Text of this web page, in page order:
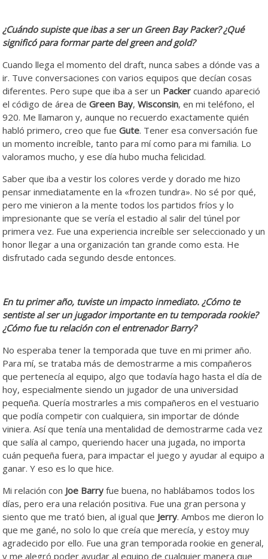
¿Cuándo supiste que ibas a ser un Green Bay Packer? ¿Qué
significó para formar parte del green and gold?
Cuando llega el momento del draft, nunca sabes a dónde vas a
ir. Tuve conversaciones con varios equipos que decían cosas
diferentes. Pero supe que iba a ser un Packer cuando apareció
el código de área deGreen Bay,Wisconsin, en mi teléfono, el
920. Me llamaron y, aunque no recuerdo exactamente quién
habló primero, creo que fueGute. Tener esa conversación fue
un momento increíble, tanto para mí como para mi familia. Lo
valoramos mucho, y ese día hubo mucha felicidad.
Saber que iba a vestir los colores verde y dorado me hizo
pensar inmediatamente en la «frozen tundra». No sé por qué,
pero me vinieron a la mente todos los partidos fríos y lo
impresionante que se vería el estadio al salir del túnel por
primera vez. Fue una experiencia increíble ser seleccionado y un
honor llegar a una organización tan grande como esta. He
disfrutado cada segundo desde entonces.
En tu primer año, tuviste un impacto inmediato. ¿Cómo te
sentiste al ser un jugador importante en tu temporada rookie?
¿Cómo fue tu relación con el entrenador Barry?
No esperaba tener la temporada que tuve en mi primer año.
Para mí, se trataba más de demostrarme a mis compañeros
que pertenecía al equipo, algo que todavía hago hasta el día de
hoy, especialmente siendo un jugador de una universidad
pequeña. Quería mostrarles a mis compañeros en el vestuario
que podía competir con cualquiera, sin importar de dónde
viniera. Así que tenía una mentalidad de demostrarme cada vez
que salía al campo, queriendo hacer una jugada, no importa
cuán pequeña fuera, para impactar el juego y ayudar al equipo a
ganar. Y eso es lo que hice.
Mi relación con Joe Barry fue buena, no hablábamos todos los
días, pero era una relación positiva. Fue una gran persona y
siento que me trató bien, al igual que Jerry. Ambos me dieron lo
que me gané, no solo lo que creía que merecía, y estoy muy
agradecido por ello. Fue una gran temporada rookie en general,
y me alegró poder ayudar al equipo de cualquier manera que